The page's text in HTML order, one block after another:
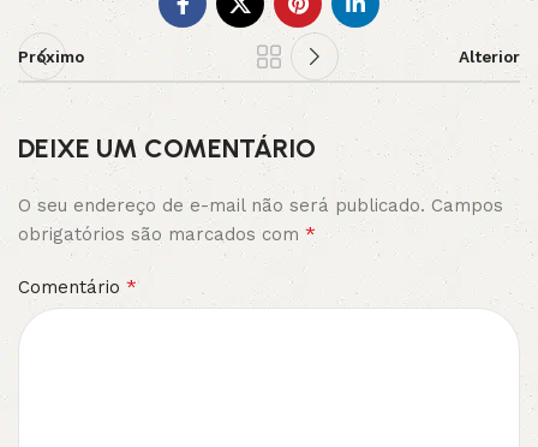
Próximo Alterior
DEIXE UM COMENTÁRIO
O seu endereço de e-mail não será publicado. Campos
obrigatórios são marcados com *
Comentário *